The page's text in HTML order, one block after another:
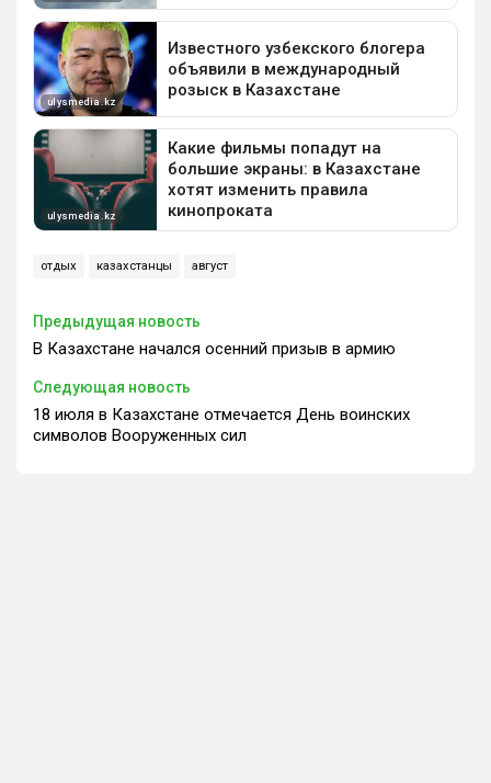
отдых казахстанцы август
Предыдущая новость
В Казахстане начался осенний призыв в армию
Следующая новость
18 июля в Казахстане отмечается День воинских
символов Вооруженных сил